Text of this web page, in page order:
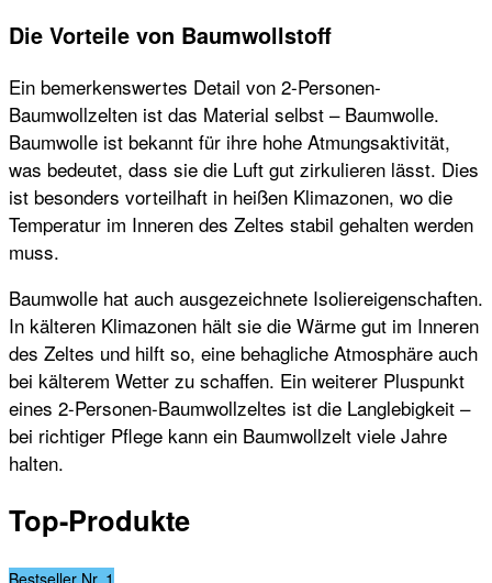
Die Vorteile von Baumwollstoff
Ein bemerkenswertes Detail von 2-Personen-
Baumwollzelten ist das Material selbst – Baumwolle.
Baumwolle ist bekannt für ihre hohe Atmungsaktivität,
was bedeutet, dass sie die Luft gut zirkulieren lässt. Dies
ist besonders vorteilhaft in heißen Klimazonen, wo die
Temperatur im Inneren des Zeltes stabil gehalten werden
muss.
Baumwolle hat auch ausgezeichnete Isoliereigenschaften.
In kälteren Klimazonen hält sie die Wärme gut im Inneren
des Zeltes und hilft so, eine behagliche Atmosphäre auch
bei kälterem Wetter zu schaffen. Ein weiterer Pluspunkt
eines 2-Personen-Baumwollzeltes ist die Langlebigkeit –
bei richtiger Pflege kann ein Baumwollzelt viele Jahre
halten.
Top-Produkte